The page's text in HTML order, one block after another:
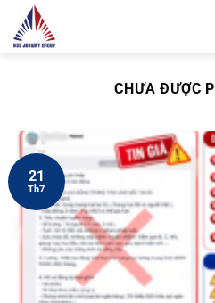
Chuyển
đến
CHƯA ĐƯỢC
21
Th7